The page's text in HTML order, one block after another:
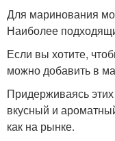
Для маринования
Наиболее
Если вы хотите,
можно добавить в
Придерживаясь
вкусный и
как на рынке.